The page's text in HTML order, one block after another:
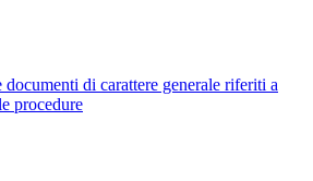
documenti di carattere generale riferiti a
procedure